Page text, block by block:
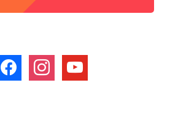
facebook instagramyoutube